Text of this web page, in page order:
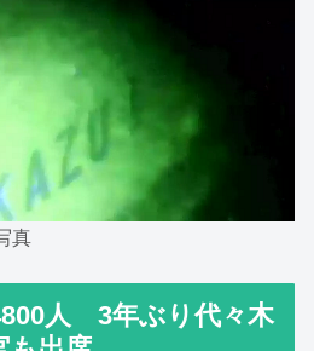
真
人 3年ぶり代々木